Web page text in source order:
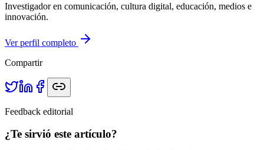
Investigador en comunicación, cultura digital, educación, medios e
innovación.
Ver perfil completo
Compartir
Feedback editorial
¿Te sirvió este artículo?